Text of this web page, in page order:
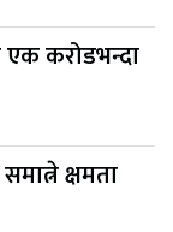
एक करोडभन्दा
क्षमता